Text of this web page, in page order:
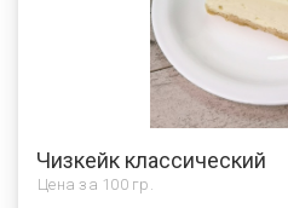
Чизкейк классический
Цена за 100 гр.